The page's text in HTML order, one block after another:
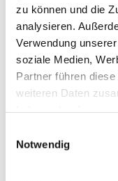
zu können und die
analysieren.
Verwendung
soziale Medien,
Partner führen
weiteren Daten
Notwendig